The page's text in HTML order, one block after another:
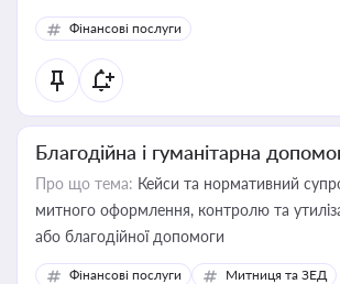
Фінансові послуги
Благодійна і гуманітарна
Про що тема: Кейси та нормативний
митного оформлення, контролю та
або благодійної допомоги
Фінансові послуги Митниця та ЗЕД